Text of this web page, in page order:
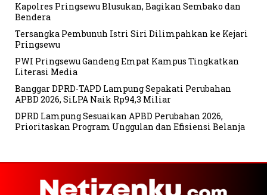
Kapolres Pringsewu Blusukan, Bagikan Sembako dan
Bendera
Tersangka Pembunuh Istri Siri Dilimpahkan ke Kejari
Pringsewu
PWI Pringsewu Gandeng Empat Kampus Tingkatkan
Literasi Media
Banggar DPRD-TAPD Lampung Sepakati Perubahan
APBD 2026, SiLPA Naik Rp94,3 Miliar
DPRD Lampung Sesuaikan APBD Perubahan 2026,
Prioritaskan Program Unggulan dan Efisiensi Belanja